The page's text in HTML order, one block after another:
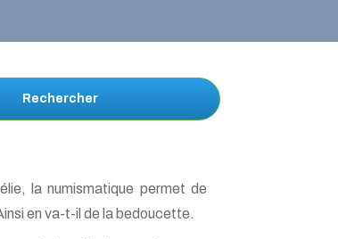
Rechercher
la numismatique permet de
en va-t-il de la bedoucette.